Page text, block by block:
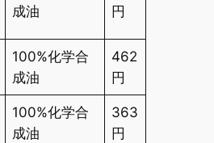
成油
円
100%化学合
成油
462
円
100%化学合
成油
363
円